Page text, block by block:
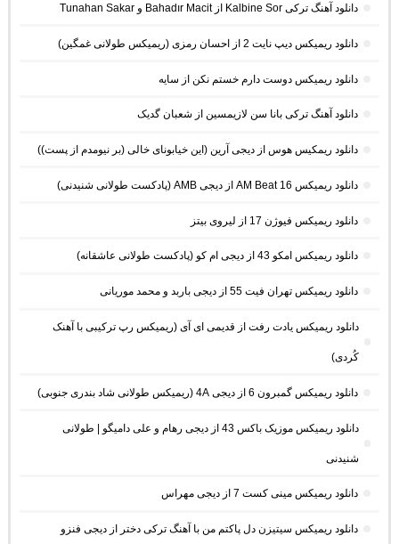
دانلود آهنگ ترکی Kalbine Sor از Bahadır Macit و Tunahan Sakar
دانلود ریمیکس دیپ نایت 2 از احسان رمزی (ریمیکس طولانی غمگین)
دانلود ریمیکس دوست دارم خستم نکن از سایه
دانلود آهنگ ترکی بانا سن لازیمسین از شعبان گدیک
دانلود ریمکیس هوس از دیجی آرین (این خیابونای خالی (بر نیومدم از پست))
دانلود ریمیکس AM Beat 16 از دیجی AMB (پادکست طولانی شنیدنی)
دانلود ریمیکس فیوژن 17 از لیروی بیتز
دانلود ریمیکس امکو 43 از دیجی ام کو (پادکست طولانی عاشقانه)
دانلود ریمیکس تهران فیت 55 از دیجی باربد و محمد موریانی
دانلود ریمیکس یادت رفت از قدیمی ای آی (ریمیکس رپ ترکیبی با آهنک
کُردی)
دانلود ریمیکس گمبرون 6 از دیجی 4A (ریمیکس طولانی شاد بندری جنوبی)
دانلود ریمیکس موزیک باکس 43 از دیجی رهام و علی دامیگو | طولانی
شنیدنی
دانلود ریمیکس مینی کست 7 از دیجی مهراس
دانلود ریمیکس سیتیزن دل پاکتم من با آهنگ ترکی دختر از دیجی فنزو